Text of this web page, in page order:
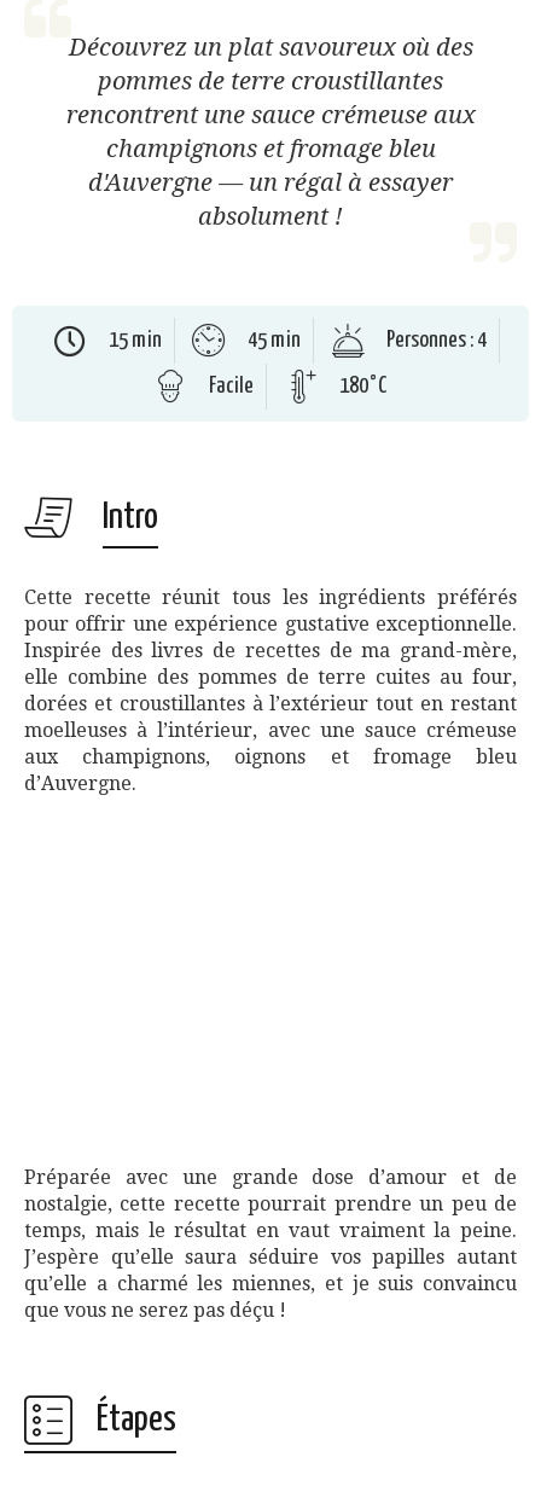
Découvrez un plat savoureux où des
pommes de terre croustillantes
rencontrent une sauce crémeuse aux
champignons et fromage bleu
d'Auvergne — un régal à essayer
absolument !
15 min 45 min
Personnes : 4
Facile
180°C
Intro
Cette recette réunit tous les ingrédients préférés
pour offrir une expérience gustative exceptionnelle.
Inspirée des livres de recettes de ma grand-mère,
elle combine des pommes de terre cuites au four,
dorées et croustillantes à l’extérieur tout en restant
moelleuses à l’intérieur, avec une sauce crémeuse
aux champignons, oignons et fromage bleu
d’Auvergne.
Préparée avec une grande dose d’amour et de
nostalgie, cette recette pourrait prendre un peu de
temps, mais le résultat en vaut vraiment la peine.
J’espère qu’elle saura séduire vos papilles autant
qu’elle a charmé les miennes, et je suis convaincu
que vous ne serez pas déçu !
Étapes